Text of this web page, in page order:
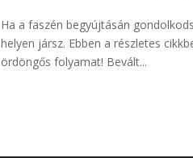
Ha a faszén begyújtásán
helyen jársz. Ebben a részletes
ördöngős folyamat! Bevált...